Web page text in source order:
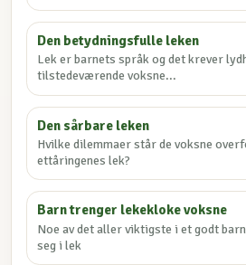
Den betydningsfulle leken
Lek er barnets språk og det krever
tilstedeværende voksne...
Den sårbare leken
Hvilke dilemmaer står de voksne
ettåringenes lek?
Barn trenger lekekloke voksne
Noe av det aller viktigste i et godt
seg i lek